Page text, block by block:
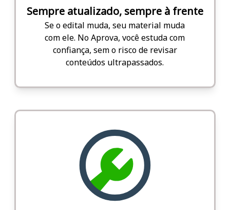
Sempre atualizado, sempre à frente
Se o edital muda, seu material muda
com ele. No Aprova, você estuda com
confiança, sem o risco de revisar
conteúdos ultrapassados.